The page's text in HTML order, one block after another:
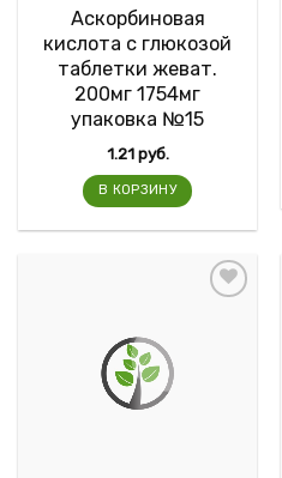
Аскорбиновая
кислота с глюкозой
таблетки жеват.
200мг 1754мг
упаковка №15
1.21руб.
В КОРЗИНУ